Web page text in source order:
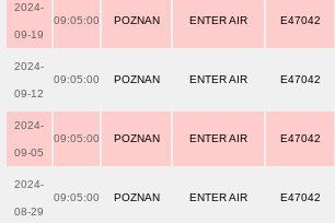
2024-
09-19
09:05:00 POZNAN ENTER AIR E47042
2024-
09-12
09:05:00 POZNAN ENTER AIR E47042
2024-
09-05
09:05:00 POZNAN ENTER AIR E47042
2024-
08-29
09:05:00 POZNAN ENTER AIR E47042